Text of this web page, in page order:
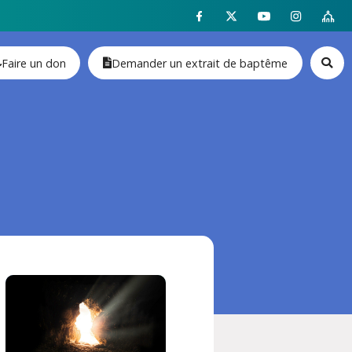
Faire un don Demander un extrait de baptême